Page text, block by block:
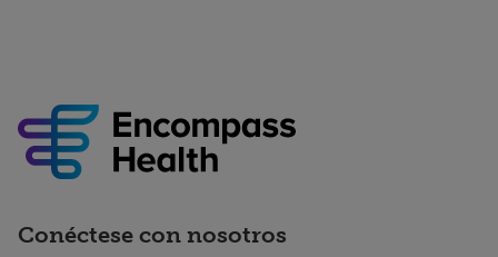
Conéctese con nosotros